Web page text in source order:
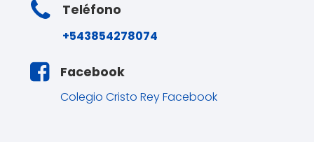
Teléfono
+543854278074
Facebook
Colegio Cristo Rey Facebook